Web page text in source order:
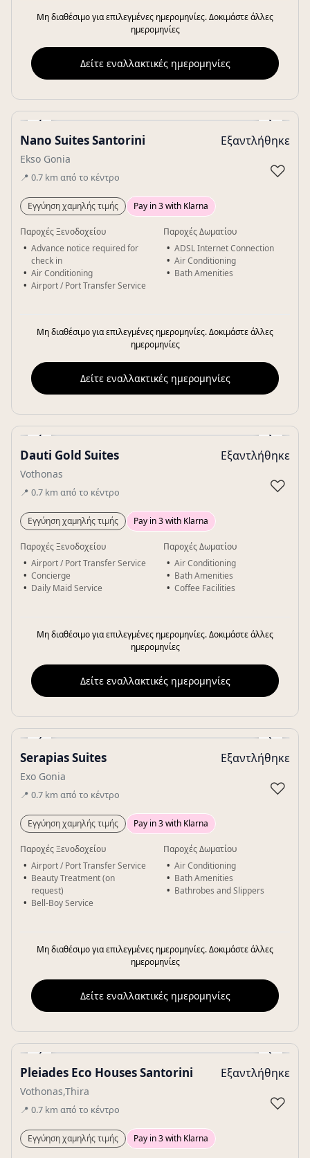
Μη διαθέσιμο για επιλεγμένες ημερομηνίες. Δοκιμάστε άλλες
ημερομηνίες
Δείτε εναλλακτικές ημερομηνίες
‹ ›
Gallery
Nano Suites Santorini
Ekso Gonia
📍 0.7 km από το κέντρο
Εξαντλήθηκε
♡
Εγγύηση χαμηλής τιμής Pay in 3 with Klarna
Παροχές Ξενοδοχείου
Advance notice required for
check in
Air Conditioning
Airport / Port Transfer Service
Παροχές Δωματίου
ADSL Internet Connection
Air Conditioning
Bath Amenities
Μη διαθέσιμο για επιλεγμένες ημερομηνίες. Δοκιμάστε άλλες
ημερομηνίες
Δείτε εναλλακτικές ημερομηνίες
‹ ›
Gallery
Dauti Gold Suites
Vothonas
📍 0.7 km από το κέντρο
Εξαντλήθηκε
♡
Εγγύηση χαμηλής τιμής Pay in 3 with Klarna
Παροχές Ξενοδοχείου
Airport / Port Transfer Service
Concierge
Daily Maid Service
Παροχές Δωματίου
Air Conditioning
Bath Amenities
Coffee Facilities
Μη διαθέσιμο για επιλεγμένες ημερομηνίες. Δοκιμάστε άλλες
ημερομηνίες
Δείτε εναλλακτικές ημερομηνίες
‹ ›
Gallery
Serapias Suites
Exo Gonia
📍 0.7 km από το κέντρο
Εξαντλήθηκε
♡
Εγγύηση χαμηλής τιμής Pay in 3 with Klarna
Παροχές Ξενοδοχείου
Airport / Port Transfer Service
Beauty Treatment (on
request)
Bell-Boy Service
Παροχές Δωματίου
Air Conditioning
Bath Amenities
Bathrobes and Slippers
Μη διαθέσιμο για επιλεγμένες ημερομηνίες. Δοκιμάστε άλλες
ημερομηνίες
Δείτε εναλλακτικές ημερομηνίες
‹ ›
Gallery
Pleiades Eco Houses Santorini
Vothonas,Thira
📍 0.7 km από το κέντρο
Εξαντλήθηκε
♡
Εγγύηση χαμηλής τιμής Pay in 3 with Klarna